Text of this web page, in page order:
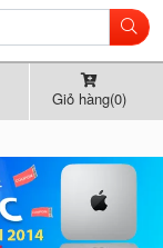
Giỏ hàng(0)